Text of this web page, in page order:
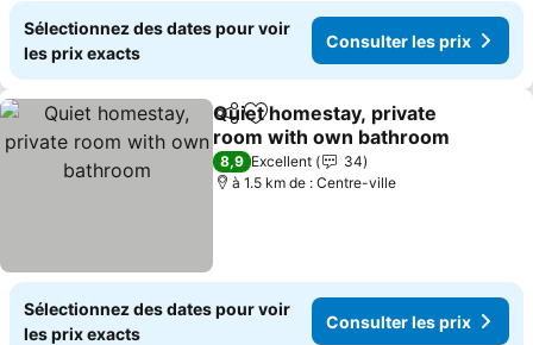
Sélectionnez des dates pour voir
les prix exacts
Consulter les prix
PartagerAjouter à mes favoris
Quiet homestay, private
room with own bathroom
Consulter les prix
8,9 Excellent
34
à 1.5 km de : Centre-ville
Sélectionnez des dates pour voir
les prix exacts
Consulter les prix